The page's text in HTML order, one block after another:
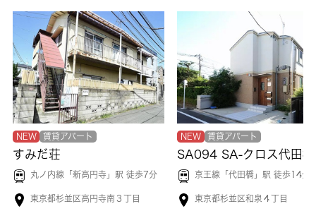
NEW 賃貸アパート
すみだ荘
丸ノ内線「 新高円寺 」駅 徒歩7分
東京都杉並区高円寺南３丁目
NEW 賃貸アパート
SA094 SA-クロス代田
京王線「代田橋 」駅 徒歩14分
東京都杉並区和泉４丁目